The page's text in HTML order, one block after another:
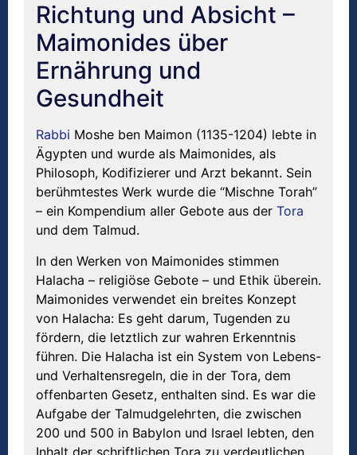
Richtung und Absicht –
Maimonides über
Ernährung und
Gesundheit
Rabbi Moshe ben Maimon (1135-1204) lebte in
Ägypten und wurde als Maimonides, als
Philosoph, Kodifizierer und Arzt bekannt. Sein
berühmtestes Werk wurde die “Mischne Torah”
– ein Kompendium aller Gebote aus der Tora
und dem Talmud.
In den Werken von Maimonides stimmen
Halacha – religiöse Gebote – und Ethik überein.
Maimonides verwendet ein breites Konzept
von Halacha: Es geht darum, Tugenden zu
fördern, die letztlich zur wahren Erkenntnis
führen. Die Halacha ist ein System von Lebens-
und Verhaltensregeln, die in der Tora, dem
offenbarten Gesetz, enthalten sind. Es war die
Aufgabe der Talmudgelehrten, die zwischen
200 und 500 in Babylon und Israel lebten, den
Inhalt der schriftlichen Tora zu verdeutlichen